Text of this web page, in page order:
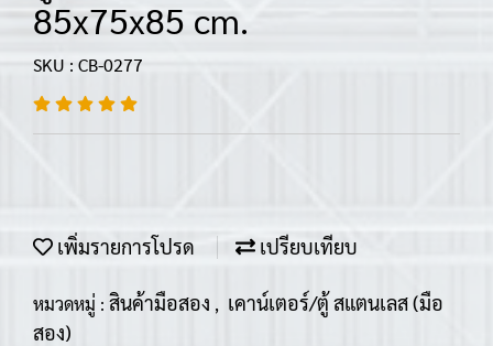
85x75x85 cm.
SKU : CB-0277
เพิ่มรายการโปรด เปรียบเทียบ
หมวดหมู่ : สินค้ามือสอง , เคาน์เตอร์/ตู้ สแตนเลส (มือ
สอง)